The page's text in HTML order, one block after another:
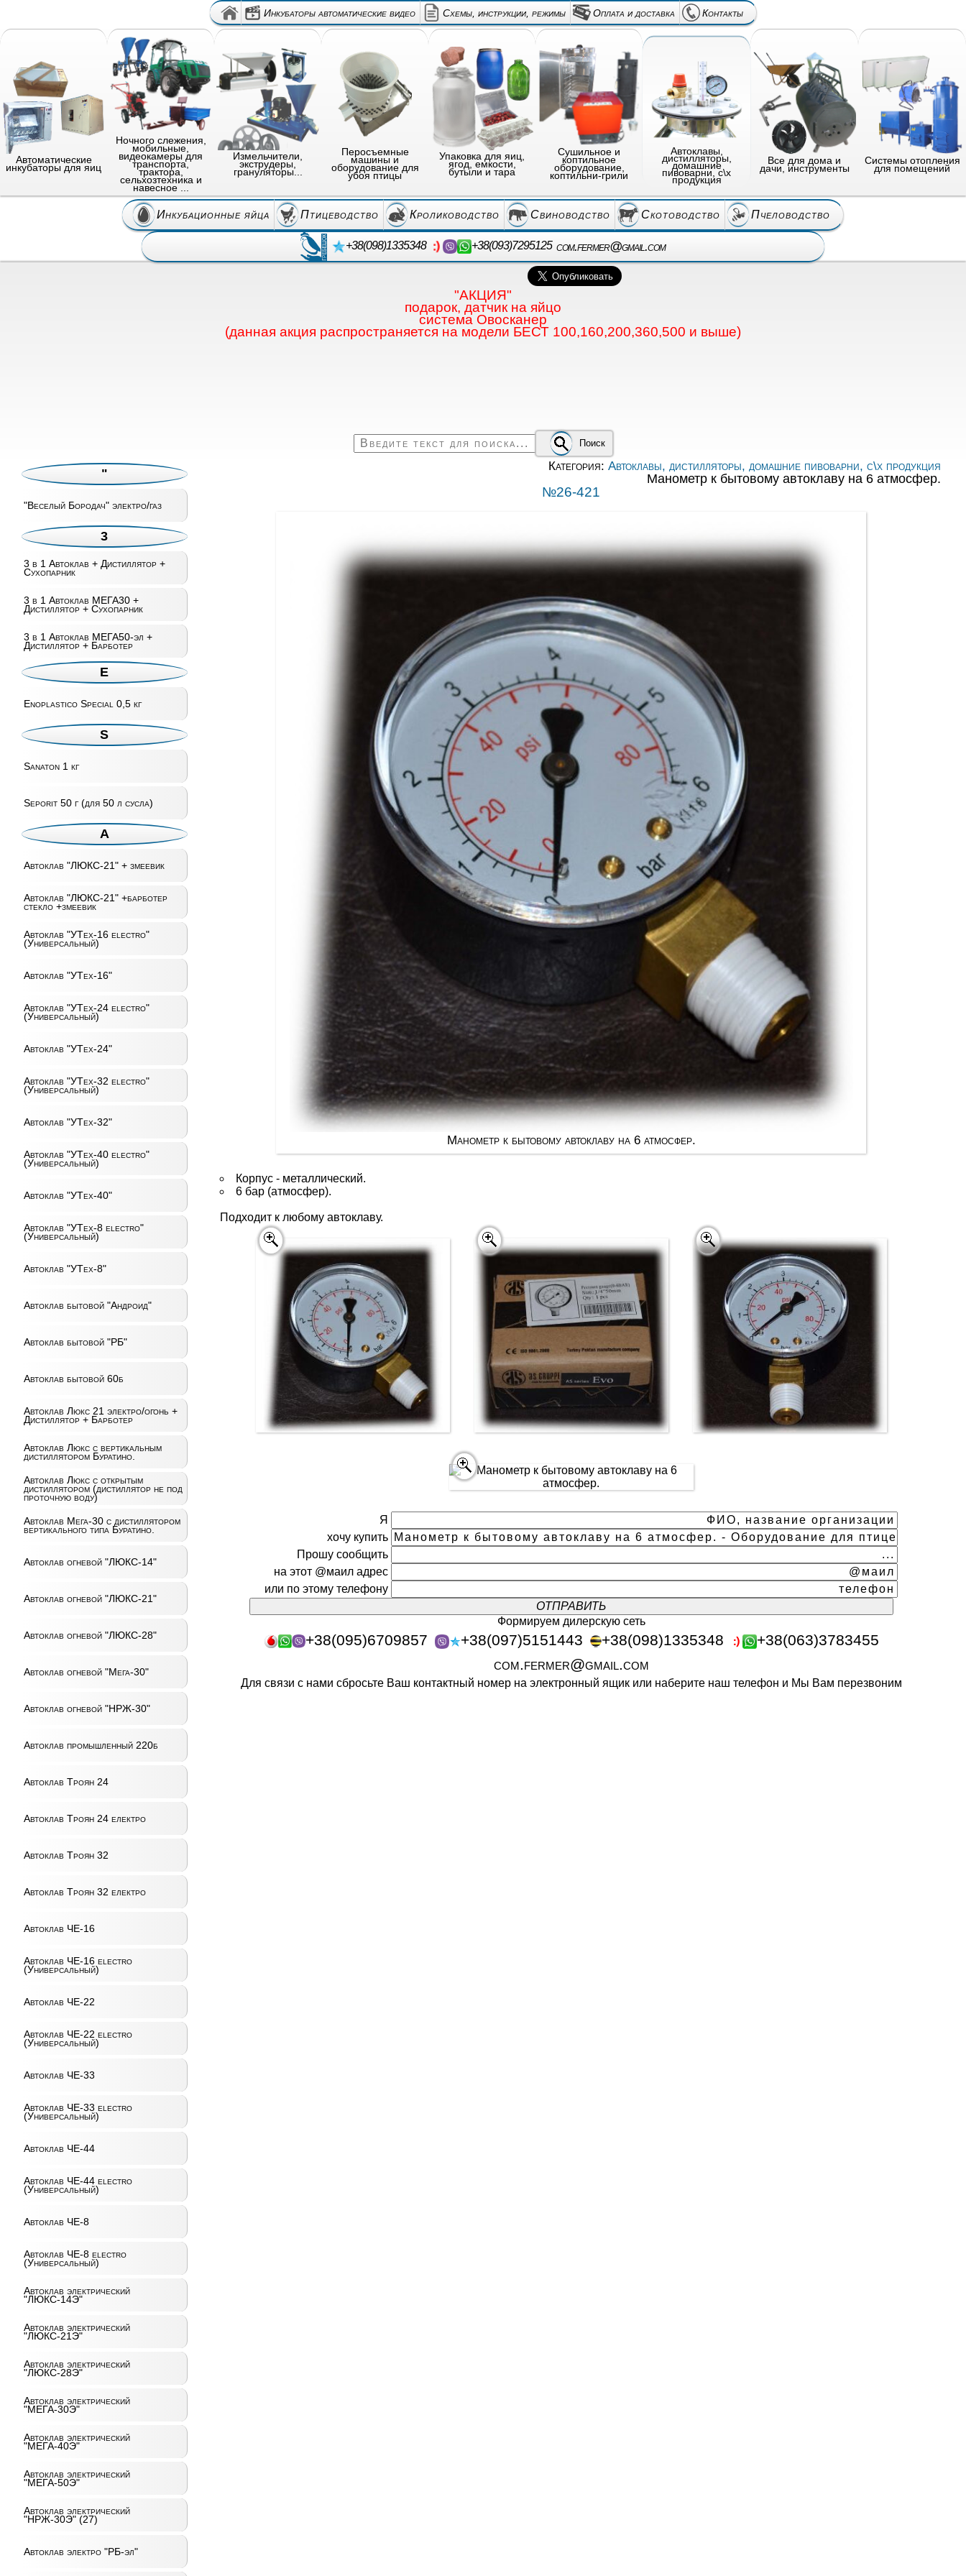
Инкубаторы автоматические видео Схемы, инструкции, режимы Оплата и доставка Контакты
Автоматические
инкубаторы для яиц
Ночного слежения,
мобильные,
видеокамеры для
транспорта,
трактора,
сельхозтехника и
навесное ...
Измельчители,
экструдеры,
грануляторы...
Перосъемные
машины и
оборудование для
убоя птицы
Упаковка для яиц,
ягод, емкости,
бутыли и тара
Сушильное и
коптильное
оборудование,
коптильни-грили
Автоклавы,
дистилляторы,
домашние
пивоварни, с\х
продукция
Все для дома и
дачи, инструменты
Системы отопления
для помещений
Инкубационные яйца Птицеводство Кролиководство Свиноводство Скотоводство Пчеловодство
+38(098)1335348 +38(093)7295125 com.fermer@gmail.com
"АКЦИЯ"
подарок, датчик на яйцо
система Овосканер
(данная акция распространяется на модели БЕСТ 100,160,200,360,500 и выше)
Поиск
"
"Веселый Бородач" электро/газ
3
3 в 1 Автоклав + Дистиллятор +
Сухопарник
3 в 1 Автоклав МЕГА30 +
Дистиллятор + Сухопарник
3 в 1 Автоклав МЕГА50-эл +
Дистиллятор + Барботер
E
Enoplastico Special 0,5 кг
S
Sanaton 1 кг
Seporit 50 г (для 50 л сусла)
А
Автоклав "ЛЮКС-21" + змеевик
Автоклав "ЛЮКС-21" +барботер
стекло +змеевик
Автоклав "УТех-16 electro"
(Универсальный)
Автоклав "УТех-16"
Автоклав "УТех-24 electro"
(Универсальный)
Автоклав "УТех-24"
Автоклав "УТех-32 electro"
(Универсальный)
Автоклав "УТех-32"
Автоклав "УТех-40 electro"
(Универсальный)
Автоклав "УТех-40"
Автоклав "УТех-8 electro"
(Универсальный)
Автоклав "УТех-8"
Автоклав бытовой "Андроид"
Автоклав бытовой "РБ"
Автоклав бытовой 60б
Автоклав Люкс 21 электро/огонь +
Дистиллятор + Барботер
Автоклав Люкс с вертикальным
дистиллятором Буратино.
Автоклав Люкс с открытым
дистиллятором (дистиллятор не под
проточную воду)
Автоклав Мега-30 с дистиллятором
вертикального типа Буратино.
Автоклав огневой "ЛЮКС-14"
Автоклав огневой "ЛЮКС-21"
Автоклав огневой "ЛЮКС-28"
Автоклав огневой "Мега-30"
Автоклав огневой "НРЖ-30"
Автоклав промышленный 220б
Автоклав Троян 24
Автоклав Троян 24 електро
Автоклав Троян 32
Автоклав Троян 32 електро
Автоклав ЧЕ-16
Автоклав ЧЕ-16 electro
(Универсальный)
Автоклав ЧЕ-22
Автоклав ЧЕ-22 electro
(Универсальный)
Автоклав ЧЕ-33
Автоклав ЧЕ-33 electro
(Универсальный)
Автоклав ЧЕ-44
Автоклав ЧЕ-44 electro
(Универсальный)
Автоклав ЧЕ-8
Автоклав ЧЕ-8 electro
(Универсальный)
Автоклав электрический
"ЛЮКС-14Э"
Автоклав электрический
"ЛЮКС-21Э"
Автоклав электрический
"ЛЮКС-28Э"
Автоклав электрический
"МЕГА-30Э"
Автоклав электрический
"МЕГА-40Э"
Автоклав электрический
"МЕГА-50Э"
Автоклав электрический
"НРЖ-30Э" (27)
Автоклав электро "РБ-эл"
Категория: Автоклавы, дистилляторы, домашние пивоварни, с\х продукция
Манометр к бытовому автоклаву на 6 атмосфер.
№26-421
Манометр к бытовому автоклаву на 6 атмосфер.
Корпус - металлический.
6 бар (атмосфер).
Подходит к любому автоклаву.
Я
хочу купить
Прошу сообщить
на этот @маил адрес
или по этому телефону
Формируем дилерскую сеть
+38(095)6709857 +38(097)5151443 +38(098)1335348
+38(063)3783455
com.fermer@gmail.com
Для связи с нами сбросьте Ваш контактный номер на электронный ящик или наберите наш телефон и Мы Вам перезвоним